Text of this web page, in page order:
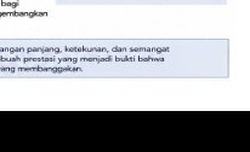
m
a
r
a